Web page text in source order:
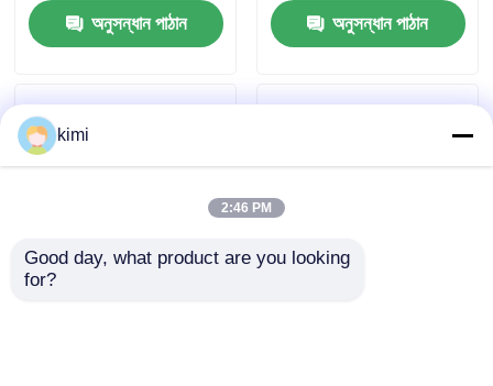
মান নিয়ন্ত্রণ
খবর
অনুসন্ধান পাঠান
অনুসন্ধান পাঠান
kimi
2:46 PM
Good day, what product are you looking
for?